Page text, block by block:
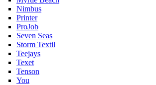
Nimbus
Printer
ProJob
Seven Seas
Storm Textil
Teejays
Texet
Tenson
You